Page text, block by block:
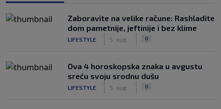
Zaboravite na velike račune: Rashladite
dom pametnije, jeftinije i bez klime
LIFESTYLE 5. aug. 0
Ova 4 horoskopska znaka u avgustu
sreću svoju srodnu dušu
LIFESTYLE 5. aug. 0